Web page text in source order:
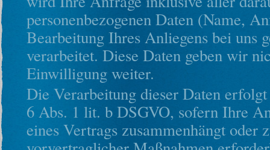
personenbezogenen Daten (Name,
Bearbeitung Ihres Anliegens bei uns
verarbeitet. Diese Daten geben wir
Einwilligung weiter.
Die Verarbeitung dieser Daten
6 Abs. 1 lit. b DSGVO, sofern Ihre
eines Vertrags zusammenhängt oder